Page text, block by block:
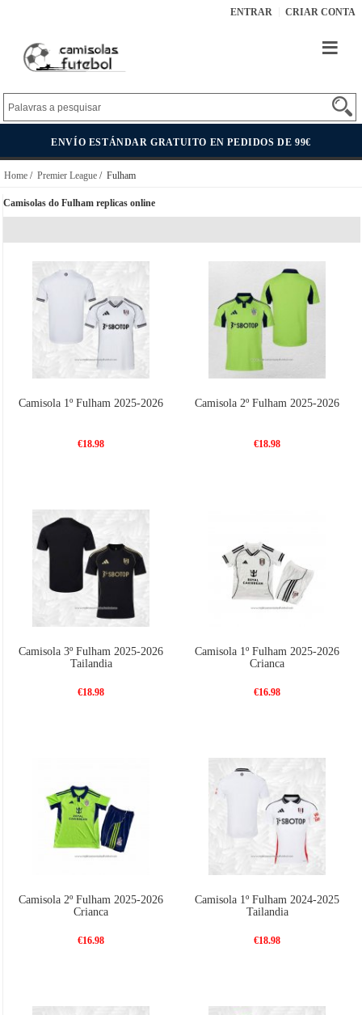
ENTRAR CRIAR CONTA
ENVÍO ESTÁNDAR GRATUITO EN PEDIDOS DE 99€
Home / Premier League / Fulham
Camisolas do Fulham replicas online
Camisola 1º Fulham 2025-2026
€18.98
Camisola 2º Fulham 2025-2026
€18.98
Camisola 3º Fulham 2025-2026
Tailandia
€18.98
Camisola 1º Fulham 2025-2026
Crianca
€16.98
Camisola 2º Fulham 2025-2026
Crianca
€16.98
Camisola 1º Fulham 2024-2025
Tailandia
€18.98